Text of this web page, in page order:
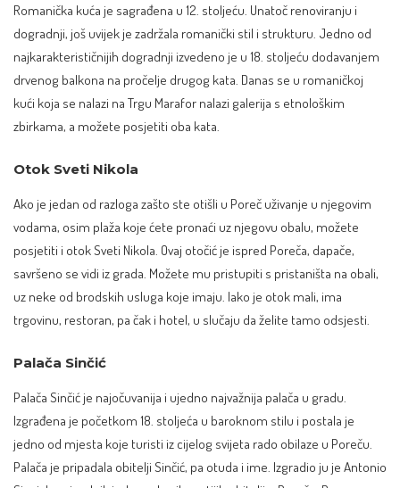
Romanička kuća je sagrađena u 12. stoljeću. Unatoč renoviranju i
dogradnji, još uvijek je zadržala romanički stil i strukturu. Jedno od
najkarakterističnijih dogradnji izvedeno je u 18. stoljeću dodavanjem
drvenog balkona na pročelje drugog kata. Danas se u romaničkoj
kući koja se nalazi na Trgu Marafor nalazi galerija s etnološkim
zbirkama, a možete posjetiti oba kata.
Otok Sveti Nikola
Ako je jedan od razloga zašto ste otišli u Poreč uživanje u njegovim
vodama, osim plaža koje ćete pronaći uz njegovu obalu, možete
posjetiti i otok Sveti Nikola. Ovaj otočić je ispred Poreča, dapače,
savršeno se vidi iz grada. Možete mu pristupiti s pristaništa na obali,
uz neke od brodskih usluga koje imaju. Iako je otok mali, ima
trgovinu, restoran, pa čak i hotel, u slučaju da želite tamo odsjesti.
Palača Sinčić
Palača Sinčić je najočuvanija i ujedno najvažnija palača u gradu.
Izgrađena je početkom 18. stoljeća u baroknom stilu i postala je
jedno od mjesta koje turisti iz cijelog svijeta rado obilaze u Poreču.
Palača je pripadala obitelji Sinčić, pa otuda i ime. Izgradio ju je Antonio